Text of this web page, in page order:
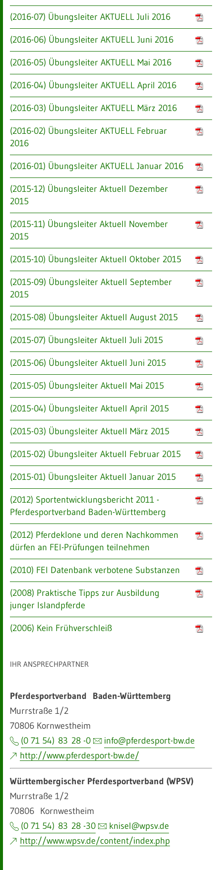
(2016-07) Übungsleiter AKTUELL Juli 2016
(2016-06) Übungsleiter AKTUELL Juni 2016
(2016-05) Übungsleiter AKTUELL Mai 2016
(2016-04) Übungsleiter AKTUELL April 2016
(2016-03) Übungsleiter AKTUELL März 2016
(2016-02) Übungsleiter AKTUELL Februar
2016
(2016-01) Übungsleiter AKTUELL Januar 2016
(2015-12) Übungsleiter Aktuell Dezember
2015
(2015-11) Übungsleiter Aktuell November
2015
(2015-10) Übungsleiter Aktuell Oktober 2015
(2015-09) Übungsleiter Aktuell September
2015
(2015-08) Übungsleiter Aktuell August 2015
(2015-07) Übungsleiter Aktuell Juli 2015
(2015-06) Übungsleiter Aktuell Juni 2015
(2015-05) Übungsleiter Aktuell Mai 2015
(2015-04) Übungsleiter Aktuell April 2015
(2015-03) Übungsleiter Aktuell März 2015
(2015-02) Übungsleiter Aktuell Februar 2015
(2015-01) Übungsleiter Aktuell Januar 2015
(2012) Sportentwicklungsbericht 2011 -
Pferdesportverband Baden-Württemberg
(2012) Pferdeklone und deren Nachkommen
dürfen an FEI-Prüfungen teilnehmen
(2010) FEI Datenbank verbotene Substanzen
(2008) Praktische Tipps zur Ausbildung
junger Islandpferde
(2006) Kein Frühverschleiß
IHR ANSPRECHPARTNER
Pferdesportverband Baden-Württemberg
Murrstraße 1/2
70806 Kornwestheim
(0 71 54) 83 28 -0
info@pferdesport-bw.de
http://www.pferdesport-bw.de/
Württembergischer Pferdesportverband (WPSV)
Murrstraße 1/2
70806 Kornwestheim
(0 71 54) 83 28 -30
knisel@wpsv.de
http://www.wpsv.de/content/index.php